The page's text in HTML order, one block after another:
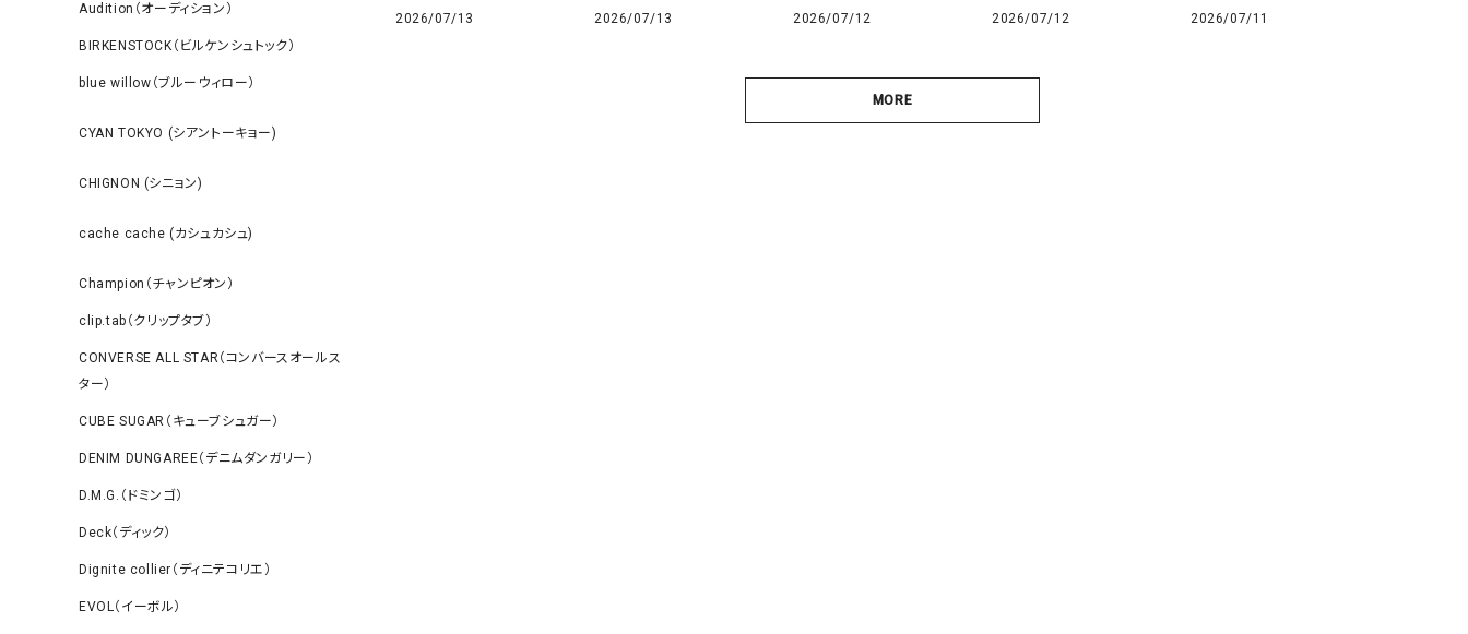
Audition（オーディション）
BIRKENSTOCK（ビルケンシュトック）
blue willow（ブルーウィロー）
CYAN TOKYO (シアントーキョー)
CHIGNON (シニョン)
cache cache (カシュカシュ)
Champion（チャンピオン）
clip.tab（クリップタブ）
CONVERSE ALL STAR（コンバースオールス
ター）
CUBE SUGAR（キューブシュガー）
DENIM DUNGAREE（デニムダンガリー）
D.M.G.（ドミンゴ）
Deck（ディック）
Dignite collier（ディニテコリエ）
EVOL（イーボル）
2026/07/13 2026/07/13 2026/07/12 2026/07/12 2026/07/11
MORE